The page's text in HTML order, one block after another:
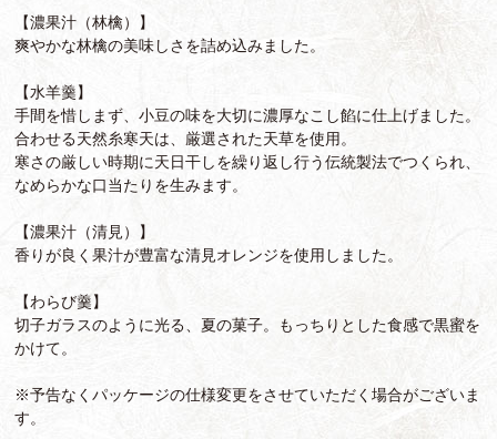
【濃果汁（林檎）】
爽やかな林檎の美味しさを詰め込みました。
【水羊羹】
手間を惜しまず、小豆の味を大切に濃厚なこし餡に仕上げました。
合わせる天然糸寒天は、厳選された天草を使用。
寒さの厳しい時期に天日干しを繰り返し行う伝統製法でつくられ、
なめらかな口当たりを生みます。
【濃果汁（清見）】
香りが良く果汁が豊富な清見オレンジを使用しました。
【わらび羹】
切子ガラスのように光る、夏の菓子。もっちりとした食感で黒蜜を
かけて。
※予告なくパッケージの仕様変更をさせていただく場合がございま
す。